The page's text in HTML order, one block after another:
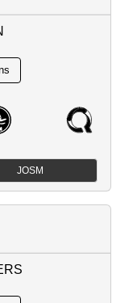
JOSM